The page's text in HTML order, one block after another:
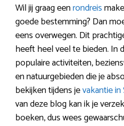
Wil jij graag eenrondreis
goede bestemming? Dan
eens overwegen. Dit
heeft heel veel te bieden. In
populaire activiteiten,
en natuurgebieden die je
bekijken tijdens jevakantie in
van deze blog kan ik je
boeken, dus wees